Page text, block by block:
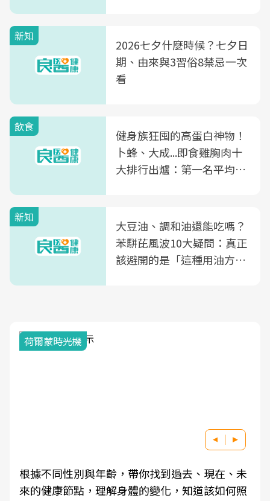
新知
2026七夕什麼時候？七夕日
期、由來與3習俗8禁忌一次
看
飲食
健身族狂囤的高蛋白神物！
卜蜂、大成...即食雞胸肉十
大排行出爐：第一名平均一
新知
大豆油、調和油還能吃嗎？
苯駢芘風波10大疑問：真正
該避開的是「這種用油方
荷爾蒙時光機
根據不同性別與年齡，帶你找到過去、現在、未
來的健康節點，理解身體的變化，知道該如何照